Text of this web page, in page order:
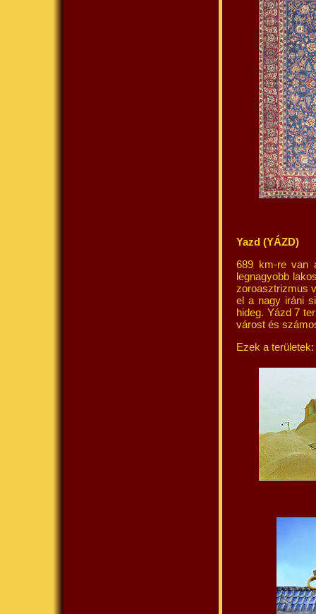
Yazd (YÁZD)
689 km-re van
legnagyobb
zoroasztrizmus
el a nagy iráni
hideg. Yázd 7
várost és
Ezek a